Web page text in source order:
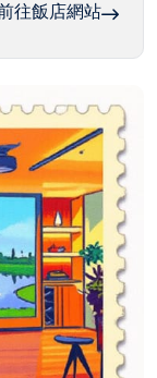
往飯店網站